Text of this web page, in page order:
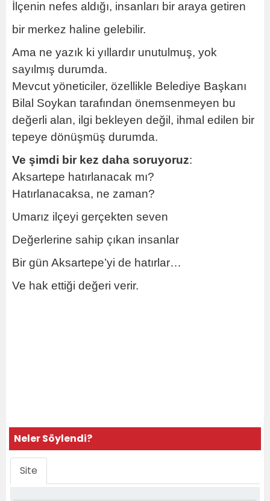
İlçenin nefes aldığı, insanları bir araya getiren
bir merkez haline gelebilir.
Ama ne yazık ki yıllardır unutulmuş, yok
sayılmış durumda.
Mevcut yöneticiler, özellikle Belediye Başkanı
Bilal Soykan tarafından önemsenmeyen bu
değerli alan, ilgi bekleyen değil, ihmal edilen bir
tepeye dönüşmüş durumda.
Ve şimdi bir kez daha soruyoruz:
Aksartepe hatırlanacak mı?
Hatırlanacaksa, ne zaman?
Umarız ilçeyi gerçekten seven
Değerlerine sahip çıkan insanlar
Bir gün Aksartepe’yi de hatırlar…
Ve hak ettiği değeri verir.
Neler Söylendi?
Site